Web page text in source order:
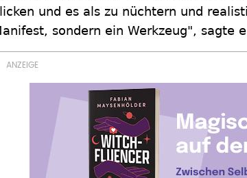
und es als zu nüchtern und
sondern ein Werkzeug", sagte